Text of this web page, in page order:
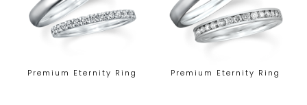
Premium Eternity Ring Premium Eternity Ring